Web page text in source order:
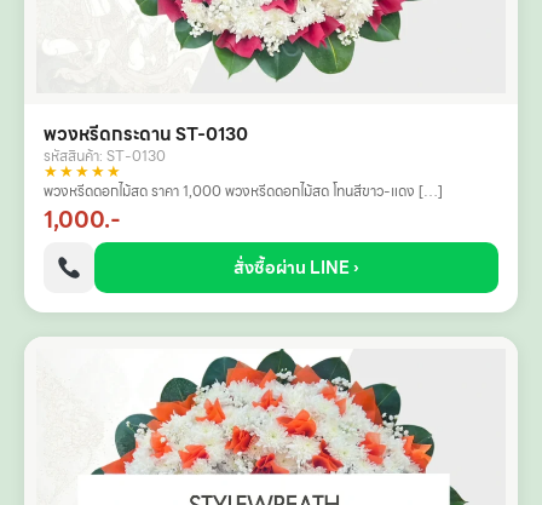
พวงหรีดกระดาน ST-0130
รหัสสินค้า: ST-0130
★★★★★
พวงหรีดดอกไม้สด ราคา 1,000 พวงหรีดดอกไม้สด โทนสีขาว-แดง […]
1,000.-
สั่งซื้อผ่าน LINE ›